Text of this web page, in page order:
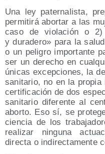
Una ley pater­na­lis­ta,
per­mi­ti­rá abor­tar a las
caso de vio­la­ción o 2)
y dura­de­ro» para la
o un peli­gro impor­tan­te
ser un dere­cho en
úni­cas excep­cio­nes, la
sani­ta­rio, no en la
cer­ti­fi­ca­ción de dos
sani­ta­rio dife­ren­te al
abor­to. Eso sí, se
cien­cia de los
rea­li­zar nin­gu­na
direc­ta o indi­rec­ta­men­te